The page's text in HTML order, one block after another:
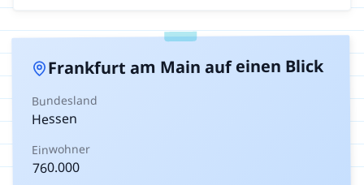
Frankfurt am Main auf einen Blick
Bundesland
Hessen
Einwohner
760.000